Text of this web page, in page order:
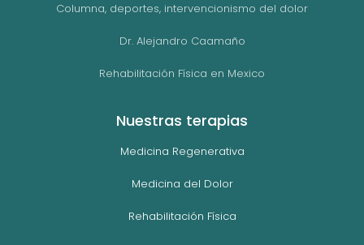
Columna, deportes, intervencionismo del dolor
Dr. Alejandro Caamaño
Rehabilitación Física en Mexico
Nuestras terapias
Medicina Regenerativa
Medicina del Dolor
Rehabilitación Física